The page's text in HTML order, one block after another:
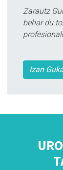
Zarautz
behar du
Izan